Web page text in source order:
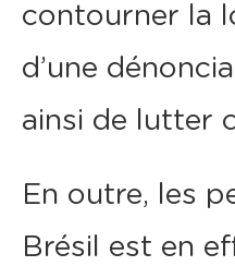
contourner la
d’une
ainsi de lutter
En outre, les
Brésil est en